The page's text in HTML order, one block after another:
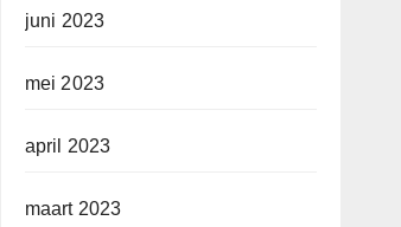
juni 2023
mei 2023
april 2023
maart 2023